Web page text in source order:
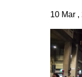
10 Mar ,